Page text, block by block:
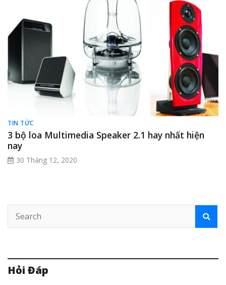
TIN TỨC
3 bộ loa Multimedia Speaker 2.1 hay nhất hiện
nay
30 Tháng 12, 2020
Hỏi Đáp